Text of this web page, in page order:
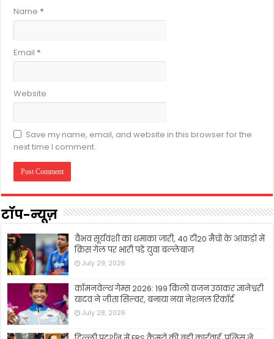
Name *
Email *
Website
Save my name, email, and website in this browser for the
next time I comment.
टॉप-न्यूज़
वैभव सूर्यवंशी का धमाका जारी, 40 टी20 मैचों के आंकड़ों में
क्रिस गेल पर भारी पड़े युवा बल्लेबाज
July 29, 2026
कॉमनवेल्थ गेम्स 2026: 199 किलो वजन उठाकर ज्ञानेश्वरी
यादव ने जीता सिल्वर, बनाया नया नेशनल रिकॉर्ड
July 28, 2026